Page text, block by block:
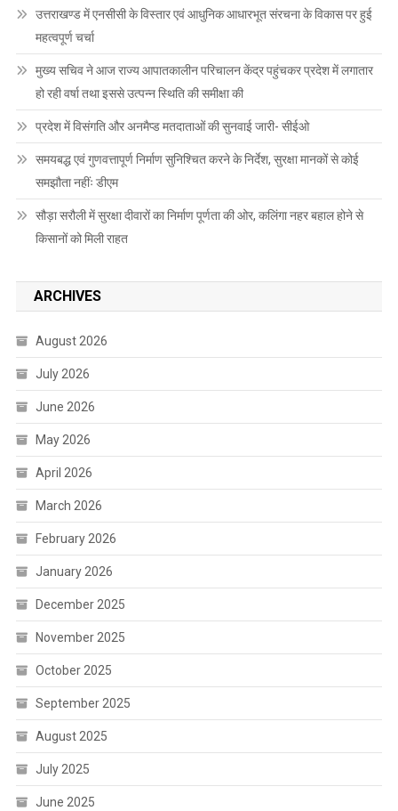
उत्तराखण्ड में एनसीसी के विस्तार एवं आधुनिक आधारभूत संरचना के विकास पर हुई
महत्वपूर्ण चर्चा
मुख्य सचिव ने आज राज्य आपातकालीन परिचालन केंद्र पहुंचकर प्रदेश में लगातार
हो रही वर्षा तथा इससे उत्पन्न स्थिति की समीक्षा की
प्रदेश में विसंगति और अनमैप्ड मतदाताओं की सुनवाई जारी- सीईओ
समयबद्ध एवं गुणवत्तापूर्ण निर्माण सुनिश्चित करने के निर्देश, सुरक्षा मानकों से कोई
समझौता नहींः डीएम
सौड़ा सरौली में सुरक्षा दीवारों का निर्माण पूर्णता की ओर, कलिंगा नहर बहाल होने से
किसानों को मिली राहत
ARCHIVES
August 2026
July 2026
June 2026
May 2026
April 2026
March 2026
February 2026
January 2026
December 2025
November 2025
October 2025
September 2025
August 2025
July 2025
June 2025